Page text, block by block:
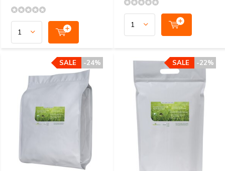
-24%
SALE -22%
SALE